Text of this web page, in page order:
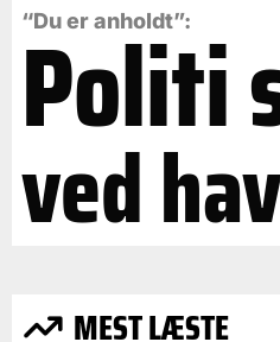
“Du er anholdt”:
Politi
ved
MEST LÆSTE